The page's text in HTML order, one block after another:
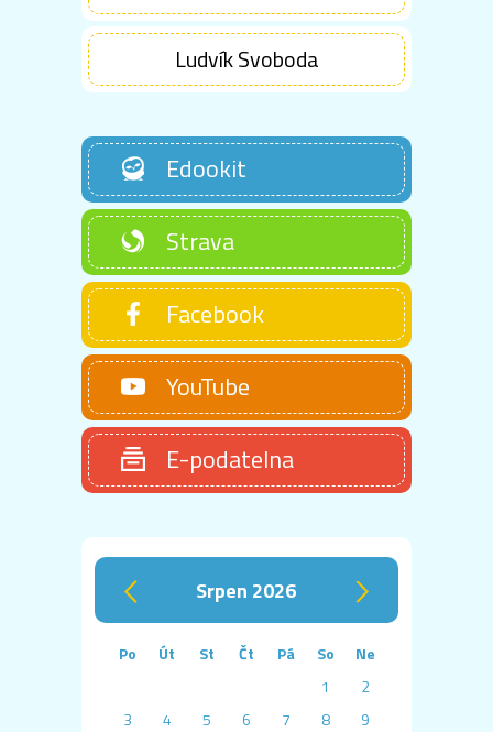
Ludvík Svoboda
Edookit
Strava
Facebook
YouTube
E-podatelna
‹ srpen 2026 ›
Po Út St Čt Pá So
Ne
1
2
3
4 5 6 7 8
9